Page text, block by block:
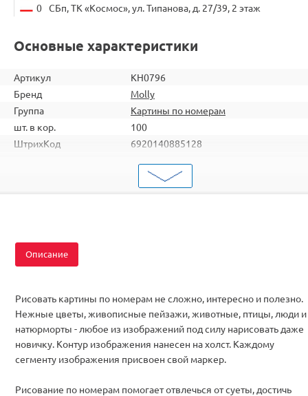
0 СБп, ТК «Космос», ул. Типанова, д. 27/39, 2 этаж
Основные характеристики
Артикул
KH0796
Бренд
Molly
Группа
Картины по номерам
шт. в кор.
100
ШтрихКод
6920140885128
Герои мультфильмов
Описание
Рисовать картины по номерам не сложно, интересно и полезно.
Нежные цветы, живописные пейзажи, животные, птицы, люди и
натюрморты - любое из изображений под силу нарисовать даже
новичку. Контур изображения нанесен на холст. Каждому
сегменту изображения присвоен свой маркер.
Рисование по номерам помогает отвлечься от суеты, достичь